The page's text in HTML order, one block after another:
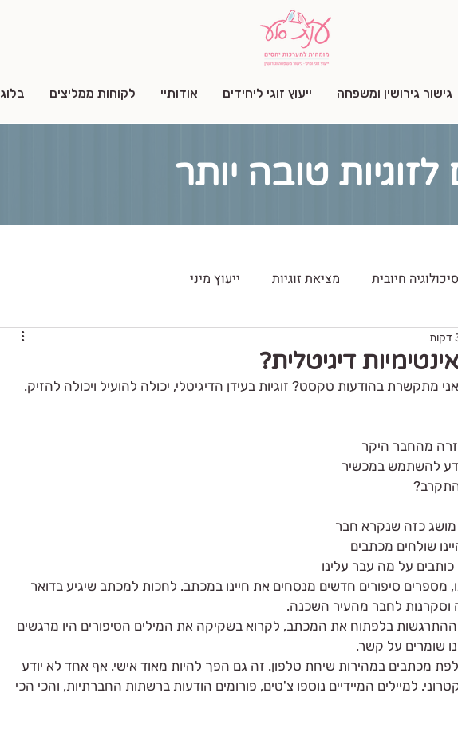
גישור גירושין ומשפחה ייעוץ זוגי ליחידים אודותיי לקוחות ממליצים בלוג
טובה יותר
חיובית מציאת זוגיות ייעוץ מיני
דיגיטלית?
מתקשרת בהודעות טקסט? זוגיות בעידן הדיגיטלי, יכולה להועיל ויכולה להזיק.
מהחבר היקר
להשתמש במכשיר
מושג כזה שנקרא חבר
שולחים מכתבים
כותבים על מה עבר עלינו
מספרים סיפורים חדשים מנסחים את חיינו במכתב. לחכות למכתב שיגיע בדואר
וסקרנות לחבר מהעיר השכנה.
בלפתוח את המכתב, לקרוא בשקיקה את המילים הסיפורים היו מרגשים
שומרים על קשר.
מכתבים במהירות שיחת טלפון. זה גם הפך להיות מאוד אישי. אף אחד לא יודע
למיילים המיידיים נוספו צ'טים, פורומים הודעות ברשתות החברתיות, והכי הכי